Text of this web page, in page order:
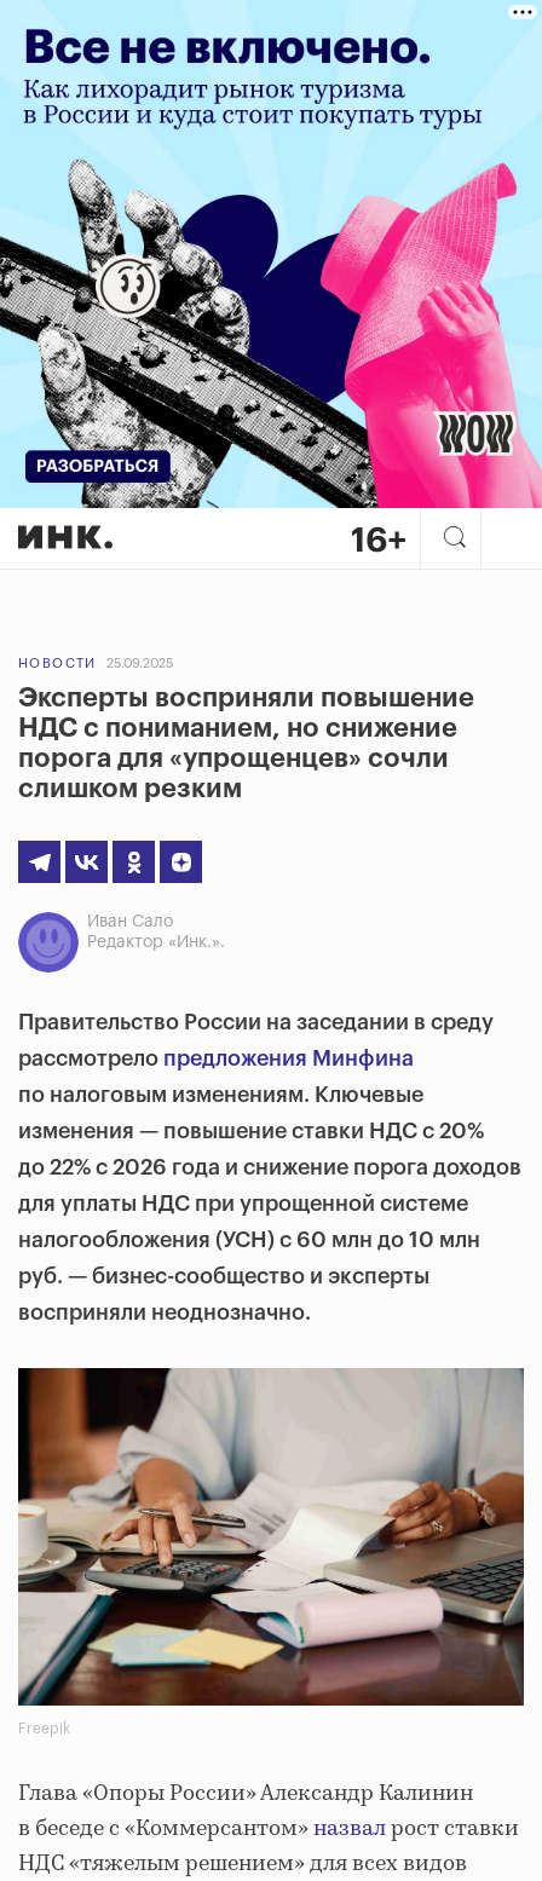
НОВОСТИ 25.09.2025
Эксперты восприняли повышение
НДС с пониманием, но снижение
порога для «упрощенцев» сочли
слишком резким
Иван Сало
Редактор «Инк.».
Правительство России на заседании в среду
рассмотрело предложения Минфина
по налоговым изменениям. Ключевые
изменения — повышение ставки НДС с 20%
до 22% с 2026 года и снижение порога доходов
для уплаты НДС при упрощенной системе
налогообложения (УСН) с 60 млн до 10 млн
руб. — бизнес-сообщество и эксперты
восприняли неоднозначно.
Freepik
Глава «Опоры России» Александр Калинин
в беседе с «Коммерсантом»назвалрост ставки
НДС «тяжелым решением» для всех видов